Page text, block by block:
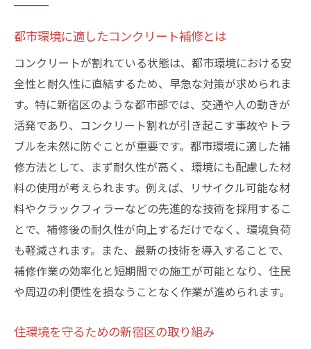
都市環境に適したコンクリート補修とは
コンクリートが割れている状態は、都市環境における安
全性と耐久性に直結するため、早急な対策が求められま
す。特に新宿区のような都市部では、交通や人の動きが
活発であり、コンクリート割れが引き起こす事故やトラ
ブルを未然に防ぐことが重要です。都市環境に適した補
修方法として、まず耐久性が高く、環境にも配慮した材
料の使用が考えられます。例えば、リサイクル可能な材
料やクラックフィラーなどの先進的な技術を採用するこ
とで、補修後の耐久性が向上するだけでなく、環境負荷
も軽減されます。また、最新の技術を導入することで、
補修作業の効率化と短期間での施工が可能となり、住民
や周辺の利便性を損なうことなく作業が進められます。
住環境を守るための新宿区の取り組み